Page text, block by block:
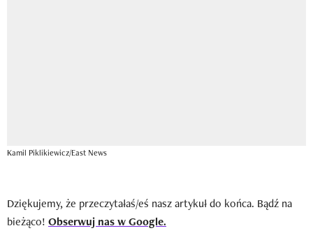
Kamil Piklikiewicz/East News
Dziękujemy, że przeczytałaś/eś nasz artykuł do końca. Bądź na
bieżąco! Obserwuj nas w Google.